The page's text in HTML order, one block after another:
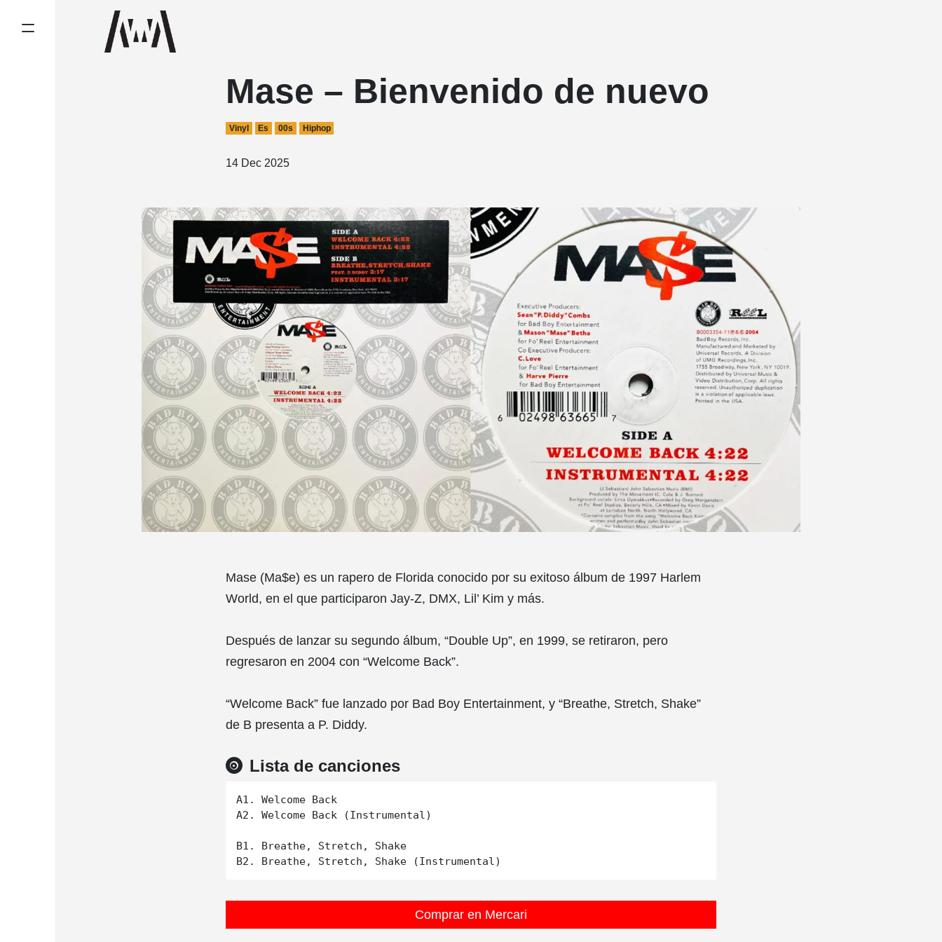
Mase – Bienvenido de nuevo
Vinyl Es 00s Hiphop
14 Dec 2025
Mase (Ma$e) es un rapero de Florida conocido por su exitoso álbum de 1997 Harlem
World, en el que participaron Jay-Z, DMX, Lil’ Kim y más.
Después de lanzar su segundo álbum, “Double Up”, en 1999, se retiraron, pero
regresaron en 2004 con “Welcome Back”.
“Welcome Back” fue lanzado por Bad Boy Entertainment, y “Breathe, Stretch, Shake”
de B presenta a P. Diddy.
Lista de canciones
A1. Welcome Back
A2. Welcome Back (Instrumental)
B1. Breathe, Stretch, Shake
Comprar en Mercari